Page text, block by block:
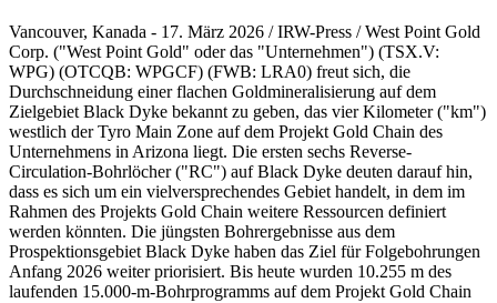
Vancouver, Kanada - 17. März 2026 / IRW-Press / West Point Gold
Corp. ("West Point Gold" oder das "Unternehmen") (TSX.V:
WPG) (OTCQB: WPGCF) (FWB: LRA0) freut sich, die
Durchschneidung einer flachen Goldmineralisierung auf dem
Zielgebiet Black Dyke bekannt zu geben, das vier Kilometer ("km")
westlich der Tyro Main Zone auf dem Projekt Gold Chain des
Unternehmens in Arizona liegt. Die ersten sechs Reverse-
Circulation-Bohrlöcher ("RC") auf Black Dyke deuten darauf hin,
dass es sich um ein vielversprechendes Gebiet handelt, in dem im
Rahmen des Projekts Gold Chain weitere Ressourcen definiert
werden könnten. Die jüngsten Bohrergebnisse aus dem
Prospektionsgebiet Black Dyke haben das Ziel für Folgebohrungen
Anfang 2026 weiter priorisiert. Bis heute wurden 10.255 m des
laufenden 15.000-m-Bohrprogramms auf dem Projekt Gold Chain